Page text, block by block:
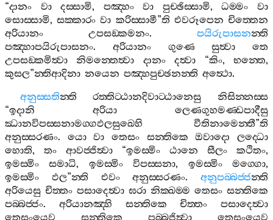
“දානං වා දස‍්සාමි, පඤ‍්හං වා පුච‍්ඡිස‍්සාමි,ධම‍්මං
වා
සොස‍්සාමි,සක‍්කාරං වා කරිස‍්සාමී”ති එවරූපෙන චිත‍්තෙන
අරියානං
උපසඞ‍්කමනං. පයිරුපාසනන‍්ති
පඤ‍්හාපයිරුපාසනං. අරියානං ගුණෙ සුත්‍වා
තෙ
උපසඞ‍්කමිත්‍වා
නිමන‍්තෙත්‍වා දානං දත්‍වා “කිං,භන‍්තෙ,
කුසල”න‍්තිආදිනා නයෙන පඤ‍්හපුච‍්ඡනන‍්ති අත්‍ථො.
අනුස‍්සතින‍්ති රත‍්තිට‍්ඨානදිවාට‍්ඨානෙසු
නිසින‍්නස‍්ස
“ඉදානි අරියා
ලෙණගුහමණ‍්ඩපාදීසු
ඣානවිපස‍්සනාමග‍්ගඵලසුඛෙහි
වීතිනාමෙන‍්තී”ති
අනුස‍්සරණං. යො වා තෙසං සන‍්තිකෙ ඔවාදො
ලද‍්ධො
හොති, තං ආවජ‍්ජිත්‍වා “ඉමස‍්මිං ඨානෙ සීලං කථිතං,
ඉමස‍්මිං
සමාධි, ඉමස‍්මිං විපස‍්සනා, ඉමස‍්මිං මග‍්ගො,
ඉමස‍්මිං
ඵල”න‍්ති එවං අනුස‍්සරණං. අනුපබ‍්බජ‍්ජන‍්ති
අරියෙසු චිත‍්තං පසාදෙත්‍වා ඝරා නික‍්ඛම‍්ම තෙසං සන‍්තිකෙ
පබ‍්බජ‍්ජං. අරියානඤ‍්හි සන‍්තිකෙ චිත‍්තං
පසාදෙත්‍වා